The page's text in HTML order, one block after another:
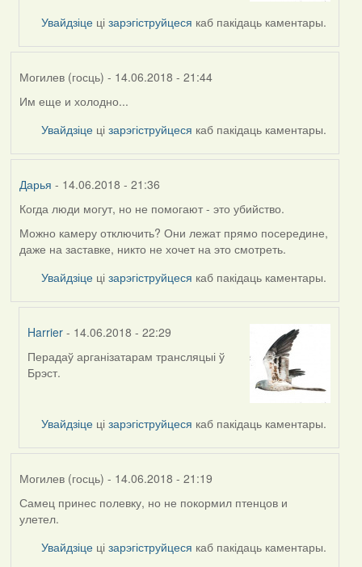
Sergei
(госць)
Увайдзіце цізарэгіструйцеся каб пакідаць каментары.
Могилев (госць) - 14.06.2018 - 21:44
Им еще и холодно...
Увайдзіце цізарэгіструйцеся каб пакідаць каментары.
Дарья - 14.06.2018 - 21:36
Когда люди могут, но не помогают - это убийство.
Можно камеру отключить? Они лежат прямо посередине,
даже на заставке, никто не хочет на это смотреть.
Увайдзіце цізарэгіструйцеся каб пакідаць каментары.
Harrier - 14.06.2018 - 22:29
In
reply
Дарья
Перадаў арганізатарам трансляцыі ў
Брэст.
Увайдзіце цізарэгіструйцеся каб пакідаць каментары.
Могилев (госць) - 14.06.2018 - 21:19
Самец принес полевку, но не покормил птенцов и
улетел.
Увайдзіце цізарэгіструйцеся каб пакідаць каментары.